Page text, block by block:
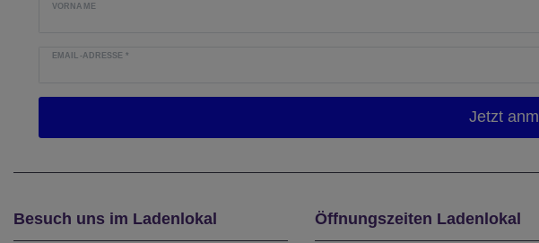
VORNAME
EMAIL-ADRESSE*
Besuch uns im Ladenlokal Öffnungszeiten Ladenlokal